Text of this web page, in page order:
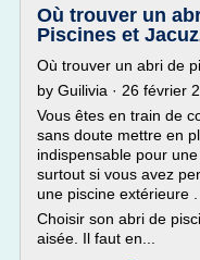
Où trouver un
Piscines et
Où trouver un abri de
by Guilivia · 26 février
Vous êtes en train de
sans doute mettre en
indispensable pour
surtout si vous avez
une piscine extérieure .
Choisir son abri de
aisée. Il faut en...